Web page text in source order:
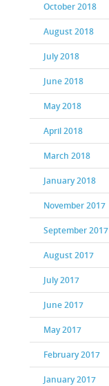
October 2018
August 2018
July 2018
June 2018
May 2018
April 2018
March 2018
January 2018
November 2017
September 2017
August 2017
July 2017
June 2017
May 2017
February 2017
January 2017